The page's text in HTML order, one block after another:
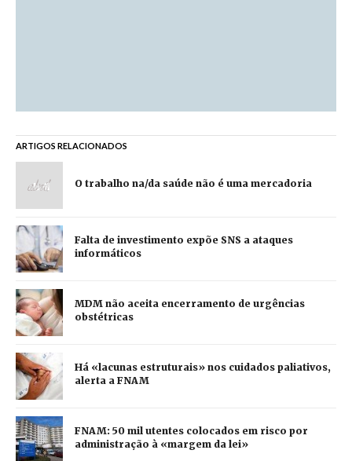
ARTIGOS RELACIONADOS
O trabalho na/da saúde não é uma mercadoria
Falta de investimento expõe SNS a ataques
informáticos
MDM não aceita encerramento de urgências
obstétricas
Há «lacunas estruturais» nos cuidados paliativos,
alerta a FNAM
FNAM: 50 mil utentes colocados em risco por
administração à «margem da lei»